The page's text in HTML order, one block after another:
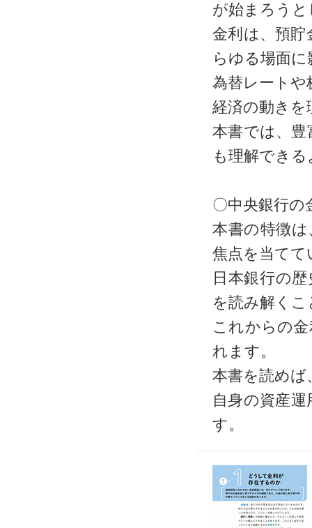
が始まろう
金利は、預
らゆる場面
為替レートや
経済の動きを
本書では、
も理解でき
〇中央銀行の
本書の特徴
焦点を当て
日本銀行の
を読み解くこ
これからの
れます。
本書を読めば
自身の資産
す。